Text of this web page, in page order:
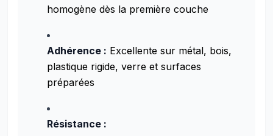
homogène dès la première couche
Adhérence : Excellente sur métal, bois,
plastique rigide, verre et surfaces
préparées
Résistance :